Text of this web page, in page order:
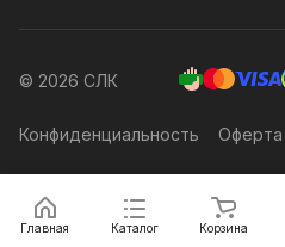
Главная Каталог Корзина
© 2026 СЛК
Конфиденциальность Оферта